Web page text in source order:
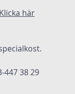
Klicka här
38 29